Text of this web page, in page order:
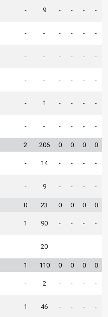
- 9 - - - -
- - - - - -
- - - - - -
- - - - - -
- 1 - - - -
- - - - - -
2 206 0 0 0 0
- 14 - - - -
- 9 - - - -
0 23 0 0 0 0
1 90 - - - -
- 20 - - - -
1 110 0 0 0 0
- 2 - - - -
1 46 - - - -